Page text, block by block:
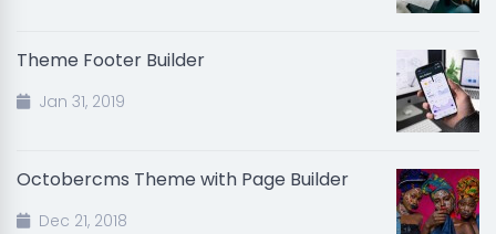
Theme Footer Builder
Jan 31, 2019
Octobercms Theme with Page Builder
Dec 21, 2018